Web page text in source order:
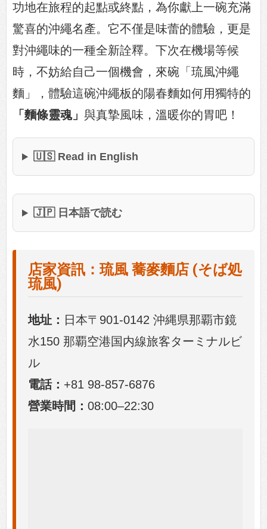
功地在旅程的起點或終點，為你獻上一碗充滿
驚喜的沖繩名產。它不僅是味蕾的體驗，更是
對沖繩味的一種全新詮釋。下次在機場等候
時，不妨給自己一個機會，來碗「琉風沖繩
麵」，體驗這碗沖繩板的陽春麵如何用獨特的
「麵條靈魂」 與真摯風味，溫暖你的胃吧！
🇺🇸 Read in English
🇯🇵 日本語で読む
店家資訊：琉風 蕎麥麵店 (そば処
琉風)
地址： 日本〒901-0142 沖縄県那覇市鏡
水150 那覇空港国内線旅客ターミナルビ
ル
電話： +81 98-857-6876
營業時間： 08:00–22:30